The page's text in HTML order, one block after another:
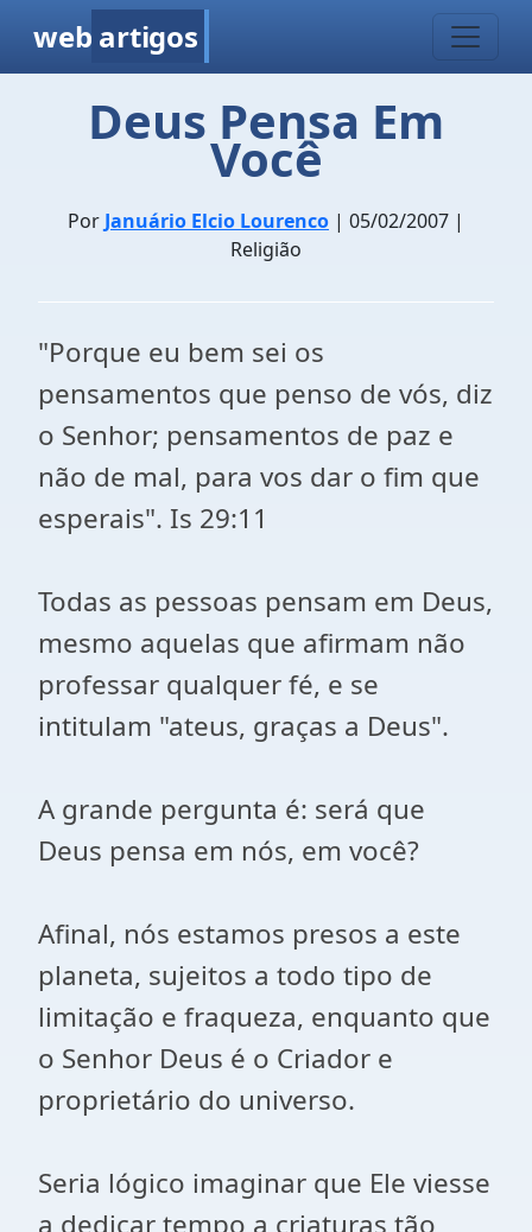
web artigos
Deus Pensa Em
Você
Por Januário Elcio Lourenco | 05/02/2007 |
Religião
"Porque eu bem sei os
pensamentos que penso de vós, diz
o Senhor; pensamentos de paz e
não de mal, para vos dar o fim que
esperais". Is 29:11
Todas as pessoas pensam em Deus,
mesmo aquelas que afirmam não
professar qualquer fé, e se
intitulam "ateus, graças a Deus".
A grande pergunta é: será que
Deus pensa em nós, em você?
Afinal, nós estamos presos a este
planeta, sujeitos a todo tipo de
limitação e fraqueza, enquanto que
o Senhor Deus é o Criador e
proprietário do universo.
Seria lógico imaginar que Ele viesse
a dedicar tempo a criaturas tão